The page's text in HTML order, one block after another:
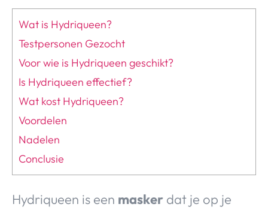
Wat is Hydriqueen?
Testpersonen Gezocht
Voor wie is Hydriqueen geschikt?
Is Hydriqueen effectief?
Wat kost Hydriqueen?
Voordelen
Nadelen
Conclusie
Hydriqueen is een masker dat je op je